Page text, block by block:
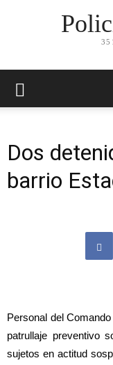
Dos
barrio
Personal del
patrullaje preventivo
sujetos en actitud